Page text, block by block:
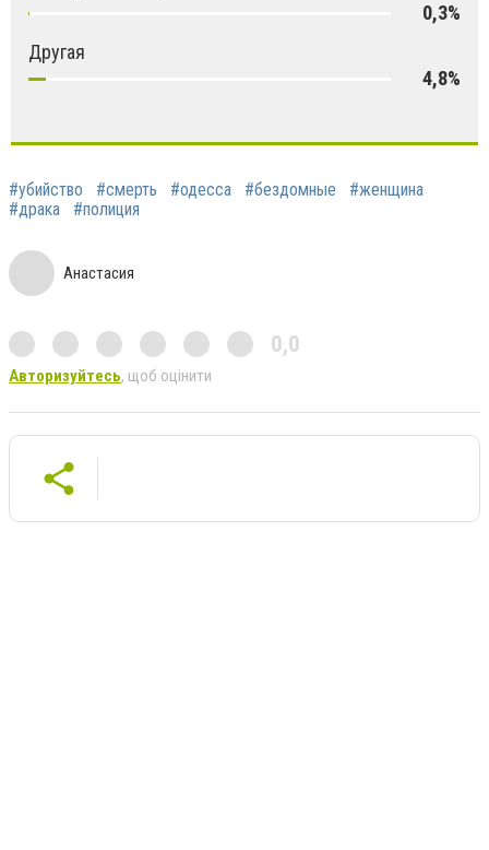
0,3%
Другая
4,8%
#убийство #смерть #одесса #бездомные
#женщина
#драка
#полиция
Анастасия
0,0
Авторизуйтесь, щоб оцінити